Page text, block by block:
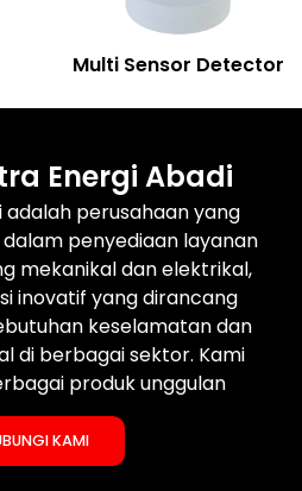
Multi Sensor Detector
Energi Abadi
adalah perusahaan yang
penyediaan layanan
mekanikal dan elektrikal,
inovatif yang dirancang
keselamatan dan
di berbagai sektor. Kami
produk unggulan
KAMI